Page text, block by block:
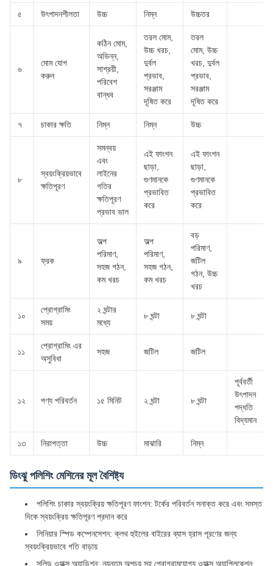
৫ উৎপাদনশীলতা উচ্চ নিম্ন উচ্চতর
৬
মোম যোগ
করুন
কঠিন মোম,
অভিন্ন,
সাশ্রয়ী,
পরিবেশ
বান্ধব
তরল মোম,
উচ্চ খরচ,
দুর্বল
প্রভাব,
সরঞ্জাম
দূষিত করে
তরল
মোম, উচ্চ
খরচ, দুর্বল
প্রভাব,
সরঞ্জাম
দূষিত করে
৭ চাকার ক্ষতি নিম্ন নিম্ন উচ্চ
৮
স্বয়ংক্রিয়ভাবে
ক্ষতিপূরণ
সমন্বয়
এবং
লাইনের
গতির
ক্ষতিপূরণ
প্রভাব ভাল
এই ফাংশন
ছাড়া,
গুণমানকে
প্রভাবিত
করে
এই ফাংশন
ছাড়া,
গুণমানকে
প্রভাবিত
করে
৯ ফ্রক
অল্প
পরিমাণ,
সহজ গঠন,
কম খরচ
অল্প
পরিমাণ,
সহজ গঠন,
কম খরচ
বড়
পরিমাণ,
জটিল
গঠন, উচ্চ
খরচ
১০
প্রোগ্রামিং
সময়
২ ঘন্টার
মধ্যে
৮ ঘন্টা ৮ ঘন্টা
১১
প্রোগ্রামিং এর
অসুবিধা
সহজ জটিল জটিল
১২ পণ্য পরিবর্তন ১৫ মিনিট ২ ঘন্টা ৮ ঘন্টা
পূর্ববর্তী
উৎপাদন
পদ্ধতি
বিদ্যমান
১৩ নিরাপত্তা উচ্চ মাঝারি নিম্ন
ডিংঝু পলিশিং মেশিনের মূল বৈশিষ্ট্য
পলিশিং চাকার স্বয়ংক্রিয় ক্ষতিপূরণ ফাংশন: টর্কের পরিবর্তন সনাক্ত করে এবং সমস্ত
দিকে স্বয়ংক্রিয় ক্ষতিপূরণ প্রদান করে
লিনিয়ার স্পিড কম্পেনসেশন: ক্লথ হুইলের বাইরের ব্যাস হ্রাস পূরণের জন্য
স্বয়ংক্রিয়ভাবে গতি বাড়ায়
সলিড ওয়াক্স অ্যাডিশন: ন্যূনতম অপচয় সহ প্রোগ্রামযোগ্য ওয়াক্স অ্যাপ্লিকেশন